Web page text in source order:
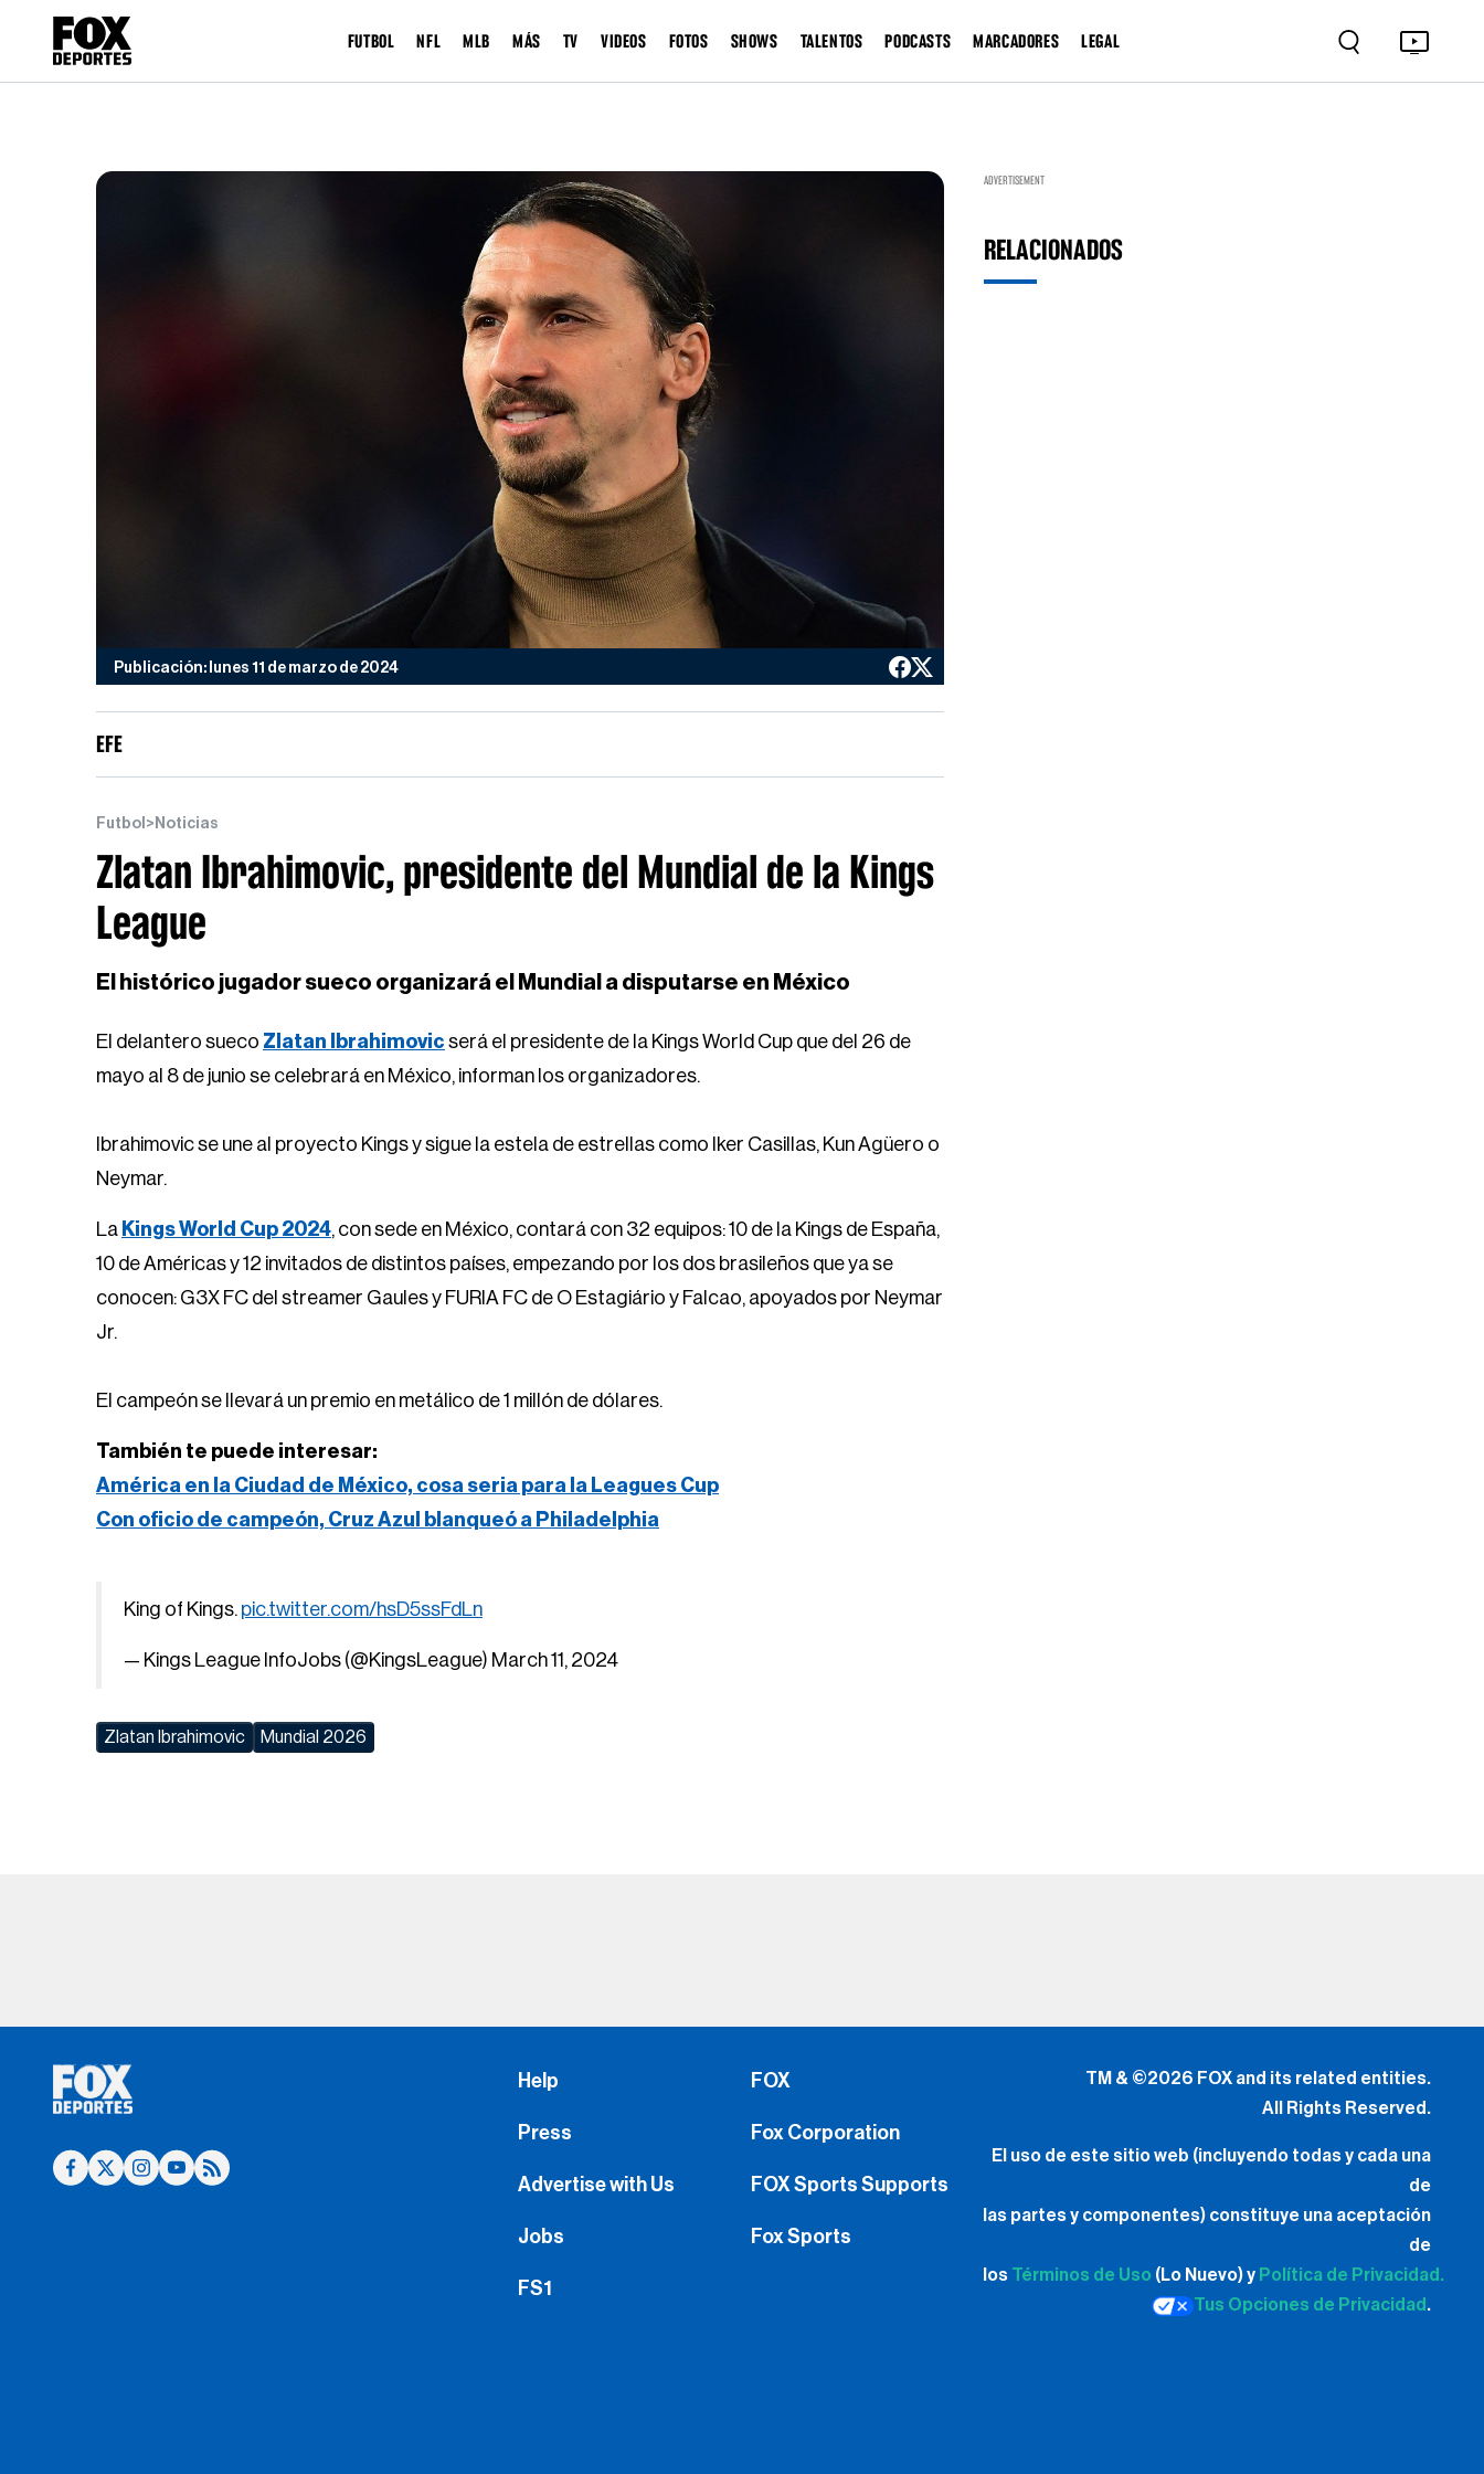
FUTBOL NFL MLB MÁS TV VIDEOS FOTOS SHOWS TALENTOS PODCASTS MARCADORES LEGAL
Publicación: lunes 11 de marzo de 2024
EFE
Futbol > Noticias
Zlatan Ibrahimovic, presidente del Mundial de la Kings
League
El histórico jugador sueco organizará el Mundial a disputarse en México
El delantero sueco Zlatan Ibrahimovic será el presidente de la Kings World Cup que del 26 de
mayo al 8 de junio se celebrará en México, informan los organizadores.
Ibrahimovic se une al proyecto Kings y sigue la estela de estrellas como Iker Casillas, Kun Agüero o
Neymar.
La Kings World Cup 2024, con sede en México, contará con 32 equipos: 10 de la Kings de España,
10 de Américas y 12 invitados de distintos países, empezando por los dos brasileños que ya se
conocen: G3X FC del streamer Gaules y FURIA FC de O Estagiário y Falcao, apoyados por Neymar
Jr.
El campeón se llevará un premio en metálico de 1 millón de dólares.
También te puede interesar:
América en la Ciudad de México, cosa seria para la Leagues Cup
Con oficio de campeón, Cruz Azul blanqueó a Philadelphia
King of Kings. pic.twitter.com/hsD5ssFdLn
— Kings League InfoJobs (@KingsLeague) March 11, 2024
Zlatan Ibrahimovic Mundial 2026
ADVERTISEMENT
RELACIONADOS
Help
Press
Advertise with Us
Jobs
FS1
FOX
Fox Corporation
FOX Sports Supports
Fox Sports
TM & ©2026 FOX and its related entities.
All Rights Reserved.
El uso de este sitio web (incluyendo todas y cada una
de
las partes y componentes) constituye una aceptación
de
los Términos de Uso (Lo Nuevo) y Política de Privacidad.
Tus Opciones de Privacidad .